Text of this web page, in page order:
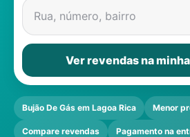
Contatos
Rua, número, bairro
Ver revendas na
Bujão De Gás em Lagoa Rica Menor
Compare revendas Pagamento na